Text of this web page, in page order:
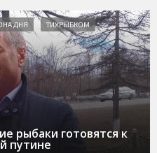
рыбаки готовятся к
путине
ДНЯ ТИХРЫБКОМ